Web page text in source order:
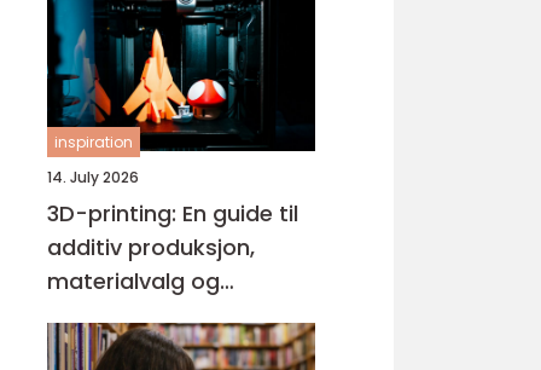
inspiration
14. July 2026
3D-printing: En guide til
additiv produksjon,
materialvalg og
moderne interiørdesign